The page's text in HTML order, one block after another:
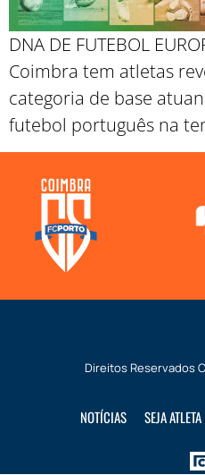
DNA DE FUTEBOL
Coimbra tem atletas
categoria de base
futebol português na
Direitos Reservados
NOTÍCIAS SEJA ATLETA